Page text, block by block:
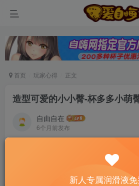
首页 玩家心得 正文
造型可爱的小小臀-杯多多小萌
自由自在
6个月前发布
新老司机速来！注册自嗨网
送200ml润滑
新人专属润滑液